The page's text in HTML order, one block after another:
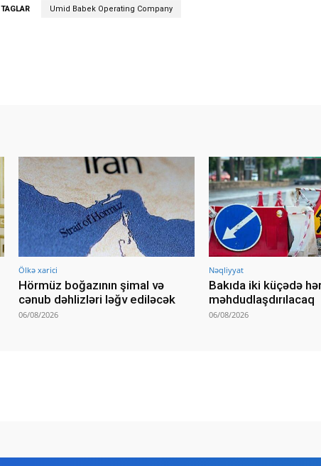
TAGLAR Umid Babek Operating Company
Ölkə xarici
Hörmüz boğazının şimal və
cənub dəhlizləri ləğv ediləcək
06/08/2026
Nəqliyyat
Bakıda iki küçədə
məhdudlaşdırılacaq
06/08/2026